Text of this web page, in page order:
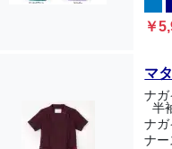
￥
マ
ナガ
半
ナ
ナー